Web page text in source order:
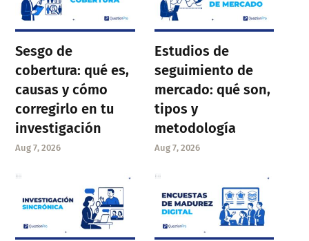
Sesgo de
cobertura: qué es,
causas y cómo
corregirlo en tu
investigación
Aug 7, 2026
Estudios de
seguimiento de
mercado: qué son,
tipos y
metodología
Aug 7, 2026